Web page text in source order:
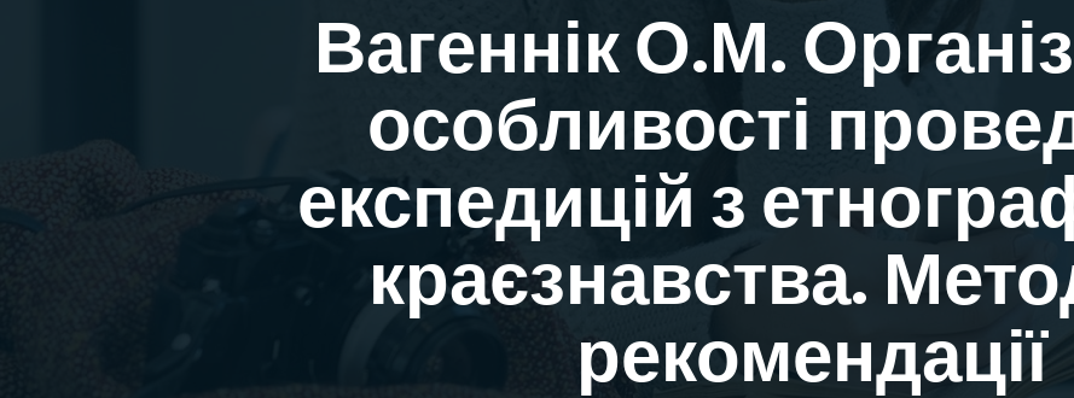
Вагеннік О.М.
особливості
експедицій з
краєзнавства.
рекомендації